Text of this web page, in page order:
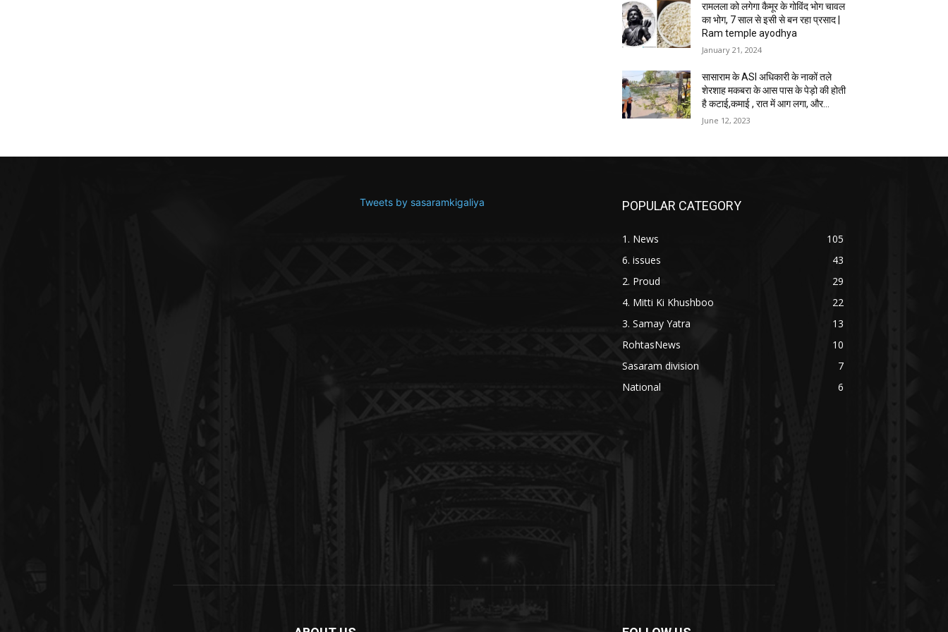
रामलला को लगेगा कैमूर के गोविंद भोग चावल
का भोग, 7 साल से इसी से बन रहा प्रसाद |
Ram temple ayodhya
January 21, 2024
सासाराम के ASI अधिकारी के नाकों तले
शेरशाह मकबरा के आस पास के पेड़ो की होती
है कटाई,कमाई , रात में आग लगा, और...
June 12, 2023
Tweets by sasaramkigaliya POPULAR CATEGORY
1. News
105
6. issues
43
2. Proud
29
4. Mitti Ki Khushboo
22
3. Samay Yatra
13
RohtasNews
10
Sasaram division
7
National
6